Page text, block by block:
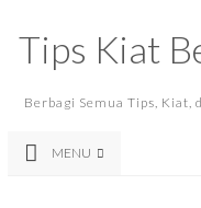
Tips Kiat
Berbagi Semua Tips, Kiat,
MENU